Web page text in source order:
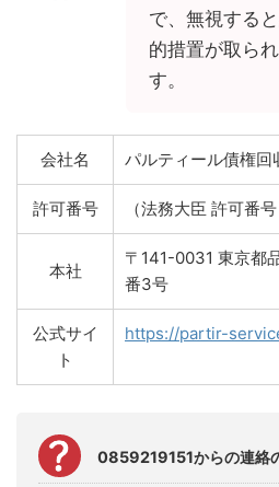
で、無視する
的措置が取ら
す。
会社名 パルティール債権回
許可番号 （法務大臣 許可番号
本社
〒141-0031 東京都
番3号
公式サイ
ト
https://partir-
0859219151からの連絡